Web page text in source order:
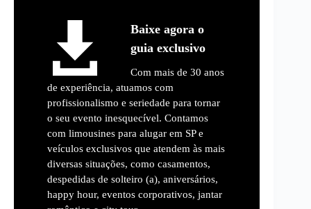
Baixe agora o
guia exclusivo
Com mais de 30 anos
de experiência, atuamos com
profissionalismo e seriedade para tornar
o seu evento inesquecível. Contamos
com limousines para alugar em SP e
veículos exclusivos que atendem às mais
diversas situações, como casamentos,
despedidas de solteiro (a), aniversários,
happy hour, eventos corporativos, jantar